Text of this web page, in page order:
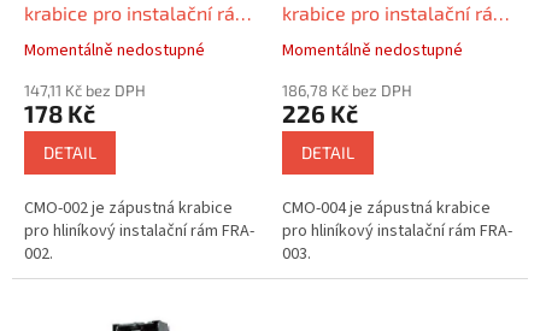
krabice pro instalační rám
FRA-002, 2 pozice
Momentálně nedostupné
147,11 Kč bez DPH
178 Kč
DETAIL
CMO-002 je zápustná krabice
pro hliníkový instalační rám FRA-
002.
krabice pro instalační rám
FRA-003
Momentálně nedostupné
186,78 Kč bez DPH
226 Kč
DETAIL
CMO-004 je zápustná krabice
pro hliníkový instalační rám FRA-
003.